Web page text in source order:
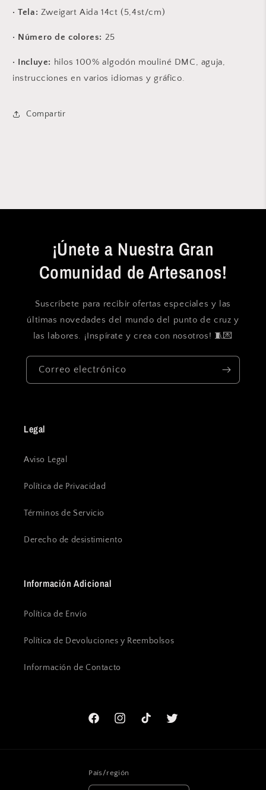
· Tela: Zweigart Aida 14ct (5,4st/cm)
· Número de colores: 25
· Incluye: hilos 100% algodón mouliné DMC, aguja,
instrucciones en varios idiomas y gráfico.
Compartir
¡Únete a Nuestra Gran
Comunidad de Artesanos!
Suscríbete para recibir ofertas especiales y las
últimas novedades del mundo del punto de cruz y
las labores. ¡Inspírate y crea con nosotros! 🧵💌
Correo electrónico
Legal
Aviso Legal
Política de Privacidad
Términos de Servicio
Derecho de desistimiento
Información Adicional
Política de Envío
Política de Devoluciones y Reembolsos
Información de Contacto
FacebookInstagramTikTok Twitter
País/región